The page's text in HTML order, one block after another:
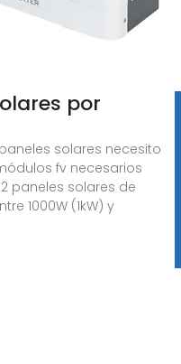
por
solares necesito
fv necesarios
paneles solares de
1000W (1kW) y